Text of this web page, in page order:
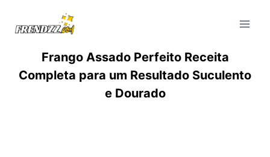
para
ConteúdoFrango Assado Perfeito Receita
Completa para um Resultado Suculento
e Dourado